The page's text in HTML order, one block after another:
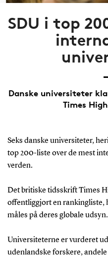
SDU i top
Danske universiteter
Times
Seks danske universiteter,
top 200-liste over de mest
verden.
Det britiske tidsskrift Times
offentliggjort en rankingliste,
måles på deres globale udsyn.
Universiteterne er vurderet
udenlandske forskere,